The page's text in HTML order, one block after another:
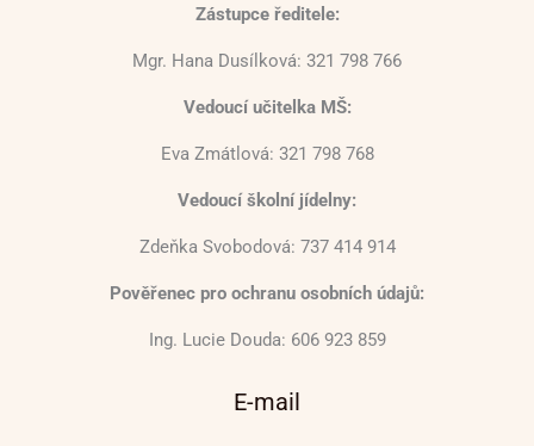
Zástupce ředitele:
Mgr. Hana Dusílková: 321 798 766
Vedoucí učitelka MŠ:
Eva Zmátlová: 321 798 768
Vedoucí školní jídelny:
Zdeňka Svobodová: 737 414 914
Pověřenec pro ochranu osobních údajů:
Ing. Lucie Douda: 606 923 859
E-mail